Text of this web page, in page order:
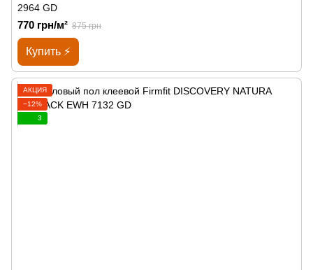
2964 GD
770 грн/м² 875 грн
Купить ⚡
АКЦИЯ
−12%
3